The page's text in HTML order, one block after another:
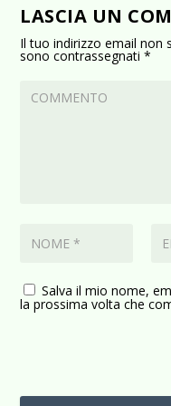
LASCIA UN
Il tuo indirizzo email non
sono contrassegnati*
Salva il mio nome,
la prossima volta che